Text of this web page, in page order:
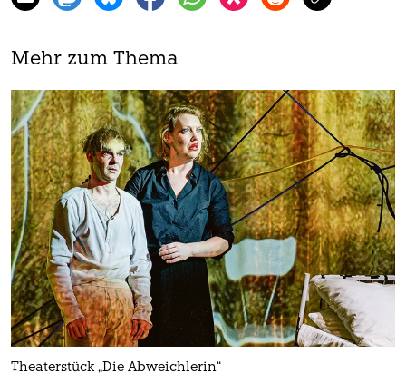
Mehr zum Thema
Theaterstück „Die Abweichlerin“